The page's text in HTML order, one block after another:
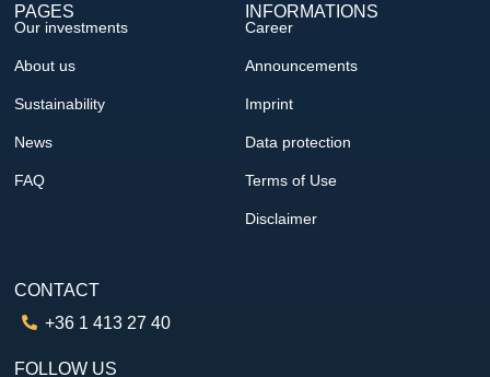
PAGES
Our investments
About us
Sustainability
News
FAQ
INFORMATIONS
Career
Announcements
Imprint
Data protection
Terms of Use
Disclaimer
CONTACT
+36 1 413 27 40
FOLLOW US